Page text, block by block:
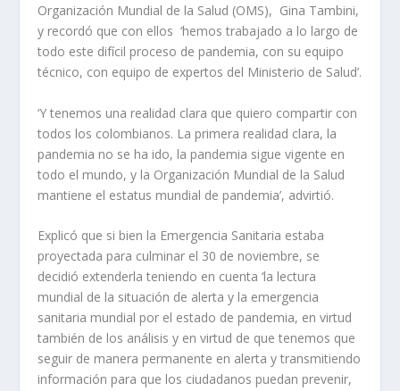
Organización Mundial de la Salud (OMS), Gina Tambini,
y recordó que con ellos ‘hemos trabajado a lo largo de
todo este difícil proceso de pandemia, con su equipo
técnico, con equipo de expertos del Ministerio de Salud’.
‘Y tenemos una realidad clara que quiero compartir con
todos los colombianos. La primera realidad clara, la
pandemia no se ha ido, la pandemia sigue vigente en
todo el mundo, y la Organización Mundial de la Salud
mantiene el estatus mundial de pandemia’, advirtió.
Explicó que si bien la Emergencia Sanitaria estaba
proyectada para culminar el 30 de noviembre, se
decidió extenderla teniendo en cuenta ‘la lectura
mundial de la situación de alerta y la emergencia
sanitaria mundial por el estado de pandemia, en virtud
también de los análisis y en virtud de que tenemos que
seguir de manera permanente en alerta y transmitiendo
información para que los ciudadanos puedan prevenir,